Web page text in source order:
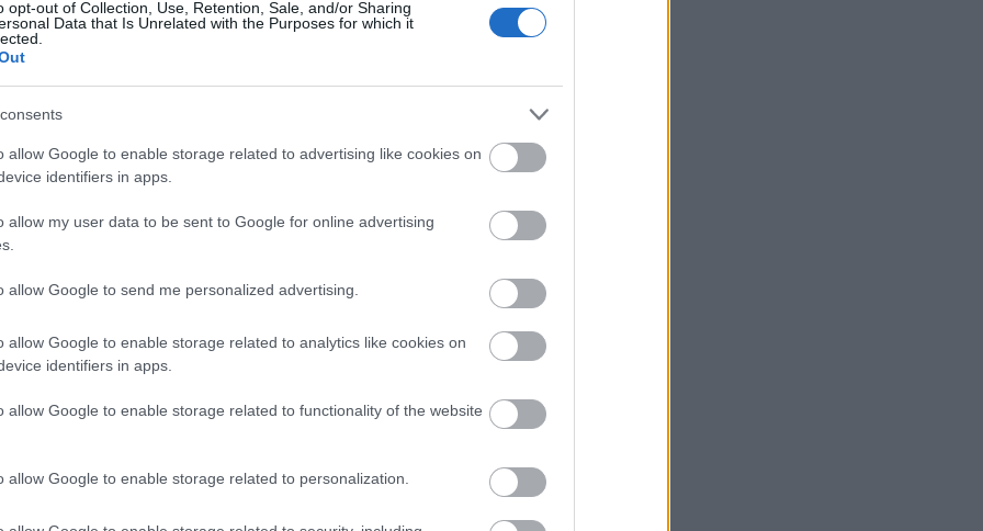
opt-out of Collection, Use, Retention, Sale, and/or Sharing
Data that Is Unrelated with the Purposes for which it
allow Google to enable storage related to advertising like cookies on
identifiers in apps.
allow my user data to be sent to Google for online advertising
allow Google to send me personalized advertising.
allow Google to enable storage related to analytics like cookies on
identifiers in apps.
allow Google to enable storage related to functionality of the website
allow Google to enable storage related to personalization.
sølv på femmila under VM i Trondheim. Det er hans beste
fikk han med seg bronse fra VM-stafetten.
det
som viser at at brokkolitilskudd kan forbedre
idrottshögskolan i Sverige sammenliknet forskerne to
gram brokkolispirer før harde intervalløkter, den andre
lavere laktatnivåer, forbedret prestasjonsevnen og